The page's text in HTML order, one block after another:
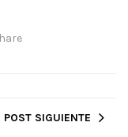
POST SIGUIENTE